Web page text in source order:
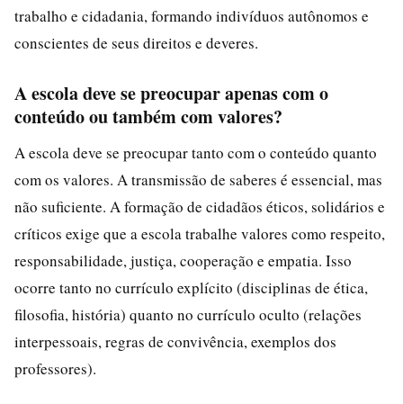
trabalho e cidadania, formando indivíduos autônomos e
conscientes de seus direitos e deveres.
A escola deve se preocupar apenas com o
conteúdo ou também com valores?
A escola deve se preocupar tanto com o conteúdo quanto
com os valores. A transmissão de saberes é essencial, mas
não suficiente. A formação de cidadãos éticos, solidários e
críticos exige que a escola trabalhe valores como respeito,
responsabilidade, justiça, cooperação e empatia. Isso
ocorre tanto no currículo explícito (disciplinas de ética,
filosofia, história) quanto no currículo oculto (relações
interpessoais, regras de convivência, exemplos dos
professores).